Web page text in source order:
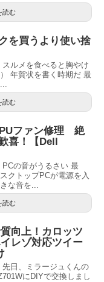
読む
を買うより使い捨
ルメを食べると胸やけ
年賀状を書く時期だ 最
読む
ファン修理 絶
喜！【Dell
の音がうるさい 最
クトップPCが電源を入
な音を...
読む
向上！カロッツ
レゾ対応ツイー
日、ミラージュくんの
にDIYで交換しまし